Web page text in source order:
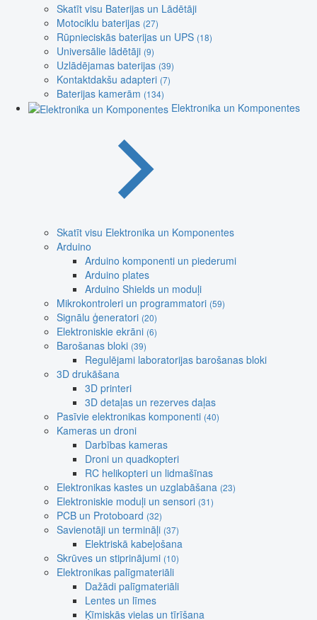
Skatīt visu Baterijas un Lādētāji
Motociklu baterijas (27)
Rūpnieciskās baterijas un UPS (18)
Universālie lādētāji (9)
Uzlādējamas baterijas (39)
Kontaktdakšu adapteri (7)
Baterijas kamerām (134)
Elektronika un Komponentes
Skatīt visu Elektronika un Komponentes
Arduino
Arduino komponenti un piederumi
Arduino plates
Arduino Shields un moduļi
Mikrokontroleri un programmatori (59)
Signālu ģeneratori (20)
Elektroniskie ekrāni (6)
Barošanas bloki (39)
Regulējami laboratorijas barošanas bloki
3D drukāšana
3D printeri
3D detaļas un rezerves daļas
Pasīvie elektronikas komponenti (40)
Kameras un droni
Darbības kameras
Droni un quadkopteri
RC helikopteri un lidmašīnas
Elektronikas kastes un uzglabāšana (23)
Elektroniskie moduļi un sensori (31)
PCB un Protoboard (32)
Savienotāji un termināļi (37)
Elektriskā kabeļošana
Skrūves un stiprinājumi (10)
Elektronikas palīgmateriāli
Dažādi palīgmateriāli
Lentes un līmes
Ķīmiskās vielas un tīrīšana